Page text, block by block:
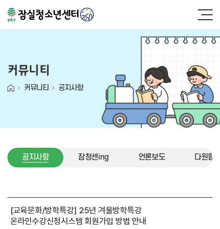
커뮤니티
커뮤니티 공지사항
공지사항 잠청센ing 언론보도 다원함
[교육문화/방학특강] 25년 겨울방학특강
온라인수강신청시스템 회원가입 방법 안내